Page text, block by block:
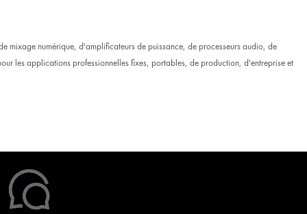
mixage numérique, d'amplificateurs de puissance, de processeurs audio, de
les applications professionnelles fixes, portables, de production, d'entreprise et